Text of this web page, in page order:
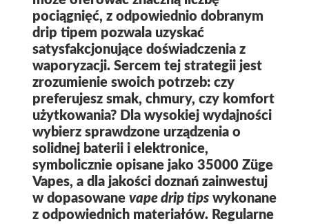
pociągnięć, z odpowiednio dobranym
drip tipem pozwala uzyskać
satysfakcjonujące doświadczenia z
waporyzacji. Sercem tej strategii jest
zrozumienie swoich potrzeb: czy
preferujesz smak, chmury, czy komfort
użytkowania? Dla wysokiej wydajności
wybierz sprawdzone urządzenia o
solidnej baterii i elektronice,
symbolicznie opisane jako 35000 Züge
Vapes, a dla jakości doznań zainwestuj
w dopasowane vape drip tips wykonane
z odpowiednich materiałów. Regularne